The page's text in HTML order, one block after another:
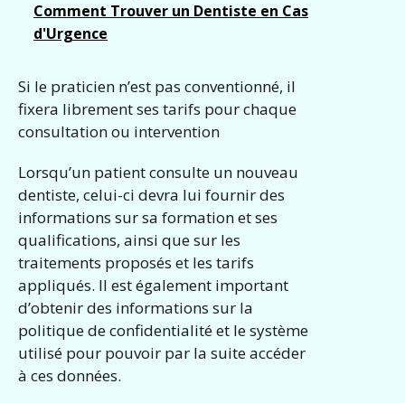
Comment Trouver un Dentiste en Cas
d'Urgence
Si le praticien n’est pas conventionné, il
fixera librement ses tarifs pour chaque
consultation ou intervention
Lorsqu’un patient consulte un nouveau
dentiste, celui-ci devra lui fournir des
informations sur sa formation et ses
qualifications, ainsi que sur les
traitements proposés et les tarifs
appliqués. Il est également important
d’obtenir des informations sur la
politique de confidentialité et le système
utilisé pour pouvoir par la suite accéder
à ces données.